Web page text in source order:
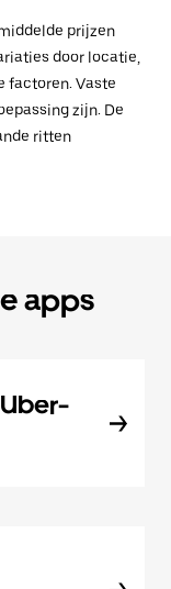
prijzen
door locatie,
factoren. Vaste
zijn. De
ritten
apps